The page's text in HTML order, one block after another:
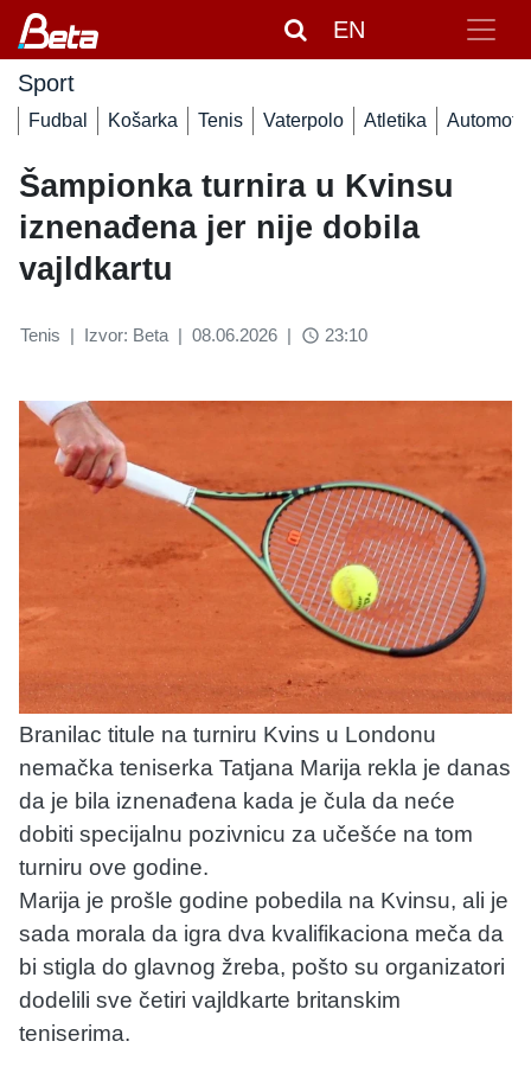
EN
Sport
Fudbal Košarka Tenis Vaterpolo Atletika Automoto
Šampionka turnira u Kvinsu
iznenađena jer nije dobila
vajldkartu
Tenis | Izvor: Beta | 08.06.2026 | access_time 23:10
Branilac titule na turniru Kvins u Londonu
nemačka teniserka Tatjana Marija rekla je danas
da je bila iznenađena kada je čula da neće
dobiti specijalnu pozivnicu za učešće na tom
turniru ove godine.
Marija je prošle godine pobedila na Kvinsu, ali je
sada morala da igra dva kvalifikaciona meča da
bi stigla do glavnog žreba, pošto su organizatori
dodelili sve četiri vajldkarte britanskim
teniserima.